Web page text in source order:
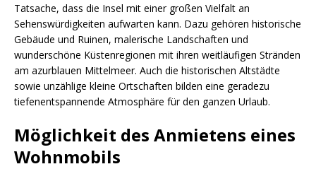
Tatsache, dass die Insel mit einer großen Vielfalt an
Sehenswürdigkeiten aufwarten kann. Dazu gehören historische
Gebäude und Ruinen, malerische Landschaften und
wunderschöne Küstenregionen mit ihren weitläufigen Stränden
am azurblauen Mittelmeer. Auch die historischen Altstädte
sowie unzählige kleine Ortschaften bilden eine geradezu
tiefenentspannende Atmosphäre für den ganzen Urlaub.
Möglichkeit des Anmietens eines
Wohnmobils